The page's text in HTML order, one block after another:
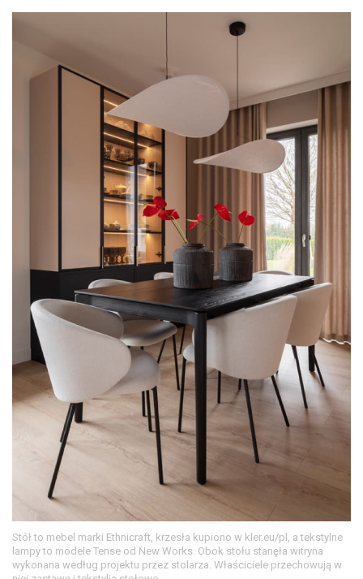
Stół to mebel marki Ethnicraft, krzesła kupiono w kler.eu/pl, a tekstylne
lampy to modele Tense od New Works. Obok stołu stanęła witryna
wykonana według projektu przez stolarza. Właściciele przechowują w